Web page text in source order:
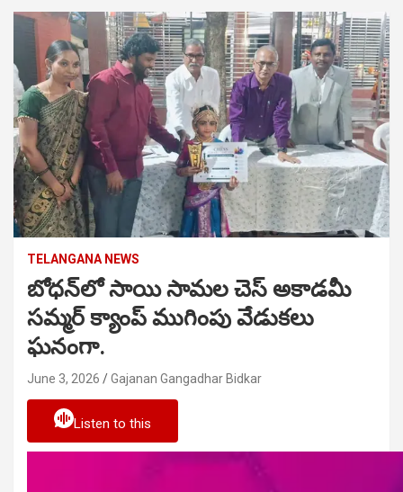
TELANGANA NEWS
బోధన్‌లో సాయి సామల చెస్ అకాడమీ
సమ్మర్ క్యాంప్ ముగింపు వేడుకలు
ఘనంగా.
June 3, 2026 Gajanan Gangadhar Bidkar
Listen to this